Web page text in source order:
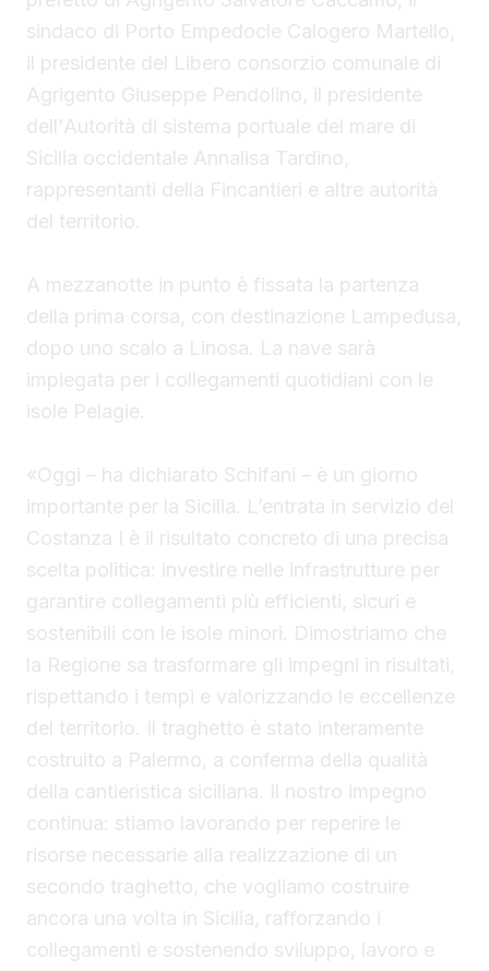
sindaco di Porto Empedocle Calogero Martello,
il presidente del Libero consorzio comunale di
Agrigento Giuseppe Pendolino, il presidente
dell'Autorità di sistema portuale del mare di
Sicilia occidentale Annalisa Tardino,
rappresentanti della Fincantieri e altre autorità
del territorio.
A mezzanotte in punto è fissata la partenza
della prima corsa, con destinazione Lampedusa,
dopo uno scalo a Linosa. La nave sarà
impiegata per i collegamenti quotidiani con le
isole Pelagie.
«Oggi – ha dichiarato Schifani – è un giorno
importante per la Sicilia. L’entrata in servizio del
Costanza I è il risultato concreto di una precisa
scelta politica: investire nelle infrastrutture per
garantire collegamenti più efficienti, sicuri e
sostenibili con le isole minori. Dimostriamo che
la Regione sa trasformare gli impegni in risultati,
rispettando i tempi e valorizzando le eccellenze
del territorio. Il traghetto è stato interamente
costruito a Palermo, a conferma della qualità
della cantieristica siciliana. Il nostro impegno
continua: stiamo lavorando per reperire le
risorse necessarie alla realizzazione di un
secondo traghetto, che vogliamo costruire
ancora una volta in Sicilia, rafforzando i
collegamenti e sostenendo sviluppo, lavoro e